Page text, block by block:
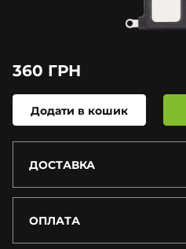
360 ГРН
Додати в кошик
ДОСТАВКА
ОПЛАТА